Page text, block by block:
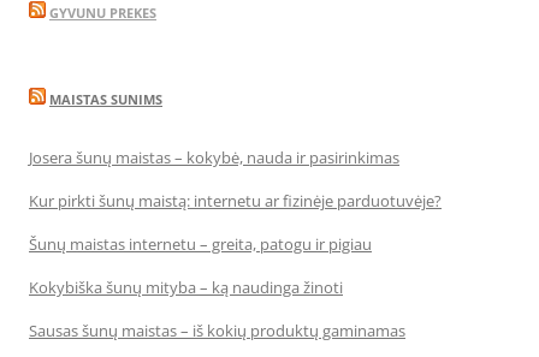
GYVUNU PREKES
MAISTAS SUNIMS
Josera šunų maistas – kokybė, nauda ir pasirinkimas
Kur pirkti šunų maistą: internetu ar fizinėje parduotuvėje?
Šunų maistas internetu – greita, patogu ir pigiau
Kokybiška šunų mityba – ką naudinga žinoti
Sausas šunų maistas – iš kokių produktų gaminamas